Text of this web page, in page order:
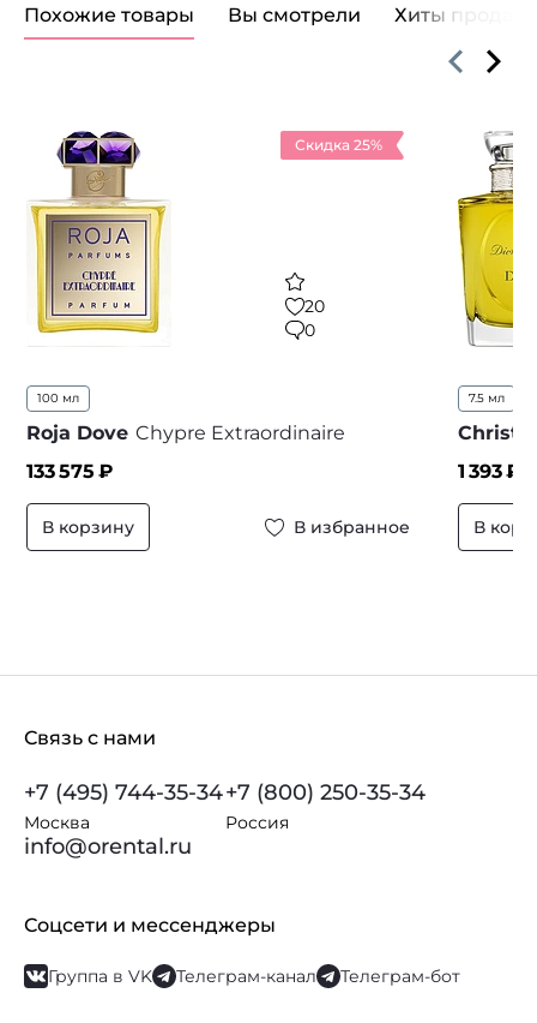
Похожие товары Вы смотрели Хиты продаж
Скидка 25%
20
0
100 мл
Roja Dove Chypre Extraordinaire
133 575 ₽
В корзину В избранное
7.5 мл
1 393₽
В
Связь с нами
+7 (495) 744-35-34
Москва
+7 (800) 250-35-34
Россия
info@orental.ru
Соцсети и мессенджеры
Группа в VK Телеграм-канал Телеграм-бот